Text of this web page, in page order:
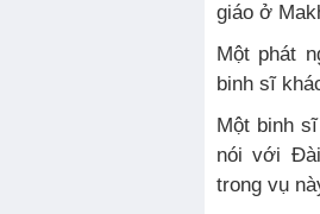
giáo ở
Một phát
binh sĩ
Một binh
nói với
trong vụ